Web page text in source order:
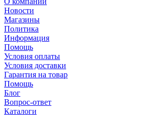
Новости
Магазины
Политика
Информация
Помощь
Условия оплаты
Условия доставки
Гарантия на товар
Помощь
Блог
Вопрос-ответ
Каталоги